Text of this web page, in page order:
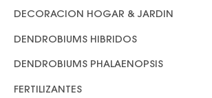
DECORACION HOGAR & JARDIN
DENDROBIUMS HIBRIDOS
DENDROBIUMS PHALAENOPSIS
FERTILIZANTES